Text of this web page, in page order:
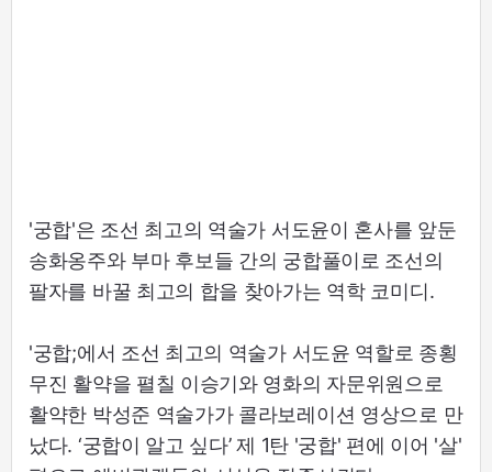
'궁합'은 조선 최고의 역술가 서도윤이 혼사를 앞둔
송화옹주와 부마 후보들 간의 궁합풀이로 조선의
팔자를 바꿀 최고의 합을 찾아가는 역학 코미디.
'궁합;에서 조선 최고의 역술가 서도윤 역할로 종횡
무진 활약을 펼칠 이승기와 영화의 자문위원으로
활약한 박성준 역술가가 콜라보레이션 영상으로 만
났다. ‘궁합이 알고 싶다’ 제 1탄 '궁합' 편에 이어 '살'